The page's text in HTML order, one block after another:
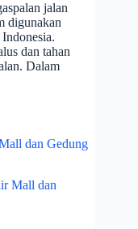
jalan
digunakan
dan tahan
Dalam
dan Gedung